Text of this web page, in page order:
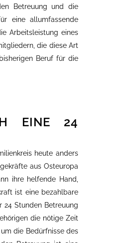
Betreuung und die
eine allumfassende
Arbeitsleistung eines
die diese Art
Beruf für die
EINE 24
heute anders
aus Osteuropa
ihre helfende Hand,
ist eine bezahlbare
Stunden Betreuung
die nötige Zeit
die Bedürfnisse des